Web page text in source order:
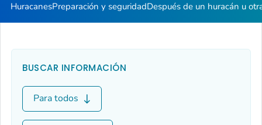
HuracanesPreparación y seguridadDespués de un huracán u
BUSCAR INFORMACIÓN
Para todos